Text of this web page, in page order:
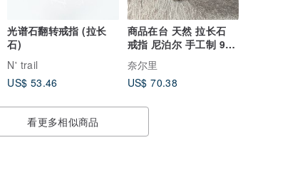
光谱石翻转戒指 (拉长
石)
N' trail
US$ 53.46
商品在台 天然 拉长石
戒指 尼泊尔 手工制 925
纯银
奈尔里
US$ 70.38
看更多相似商品